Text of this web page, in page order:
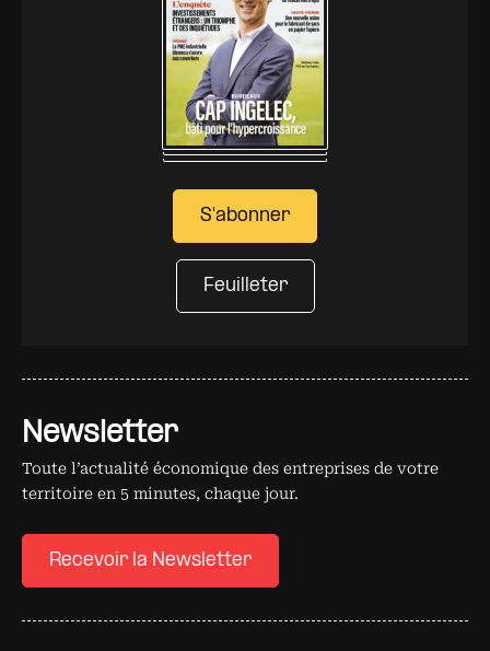
Newsletter
Toute l’actualité économique des entreprises de votre
territoire en 5 minutes, chaque jour.
Recevoir la Newsletter
S'abonner
Feuilleter